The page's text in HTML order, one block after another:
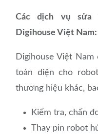
Các dịch vụ
Digihouse Việt Nam:
Digihouse Việt
toàn diện cho
thương hiệu khác,
Kiểm tra, chẩn
Thay pin robot